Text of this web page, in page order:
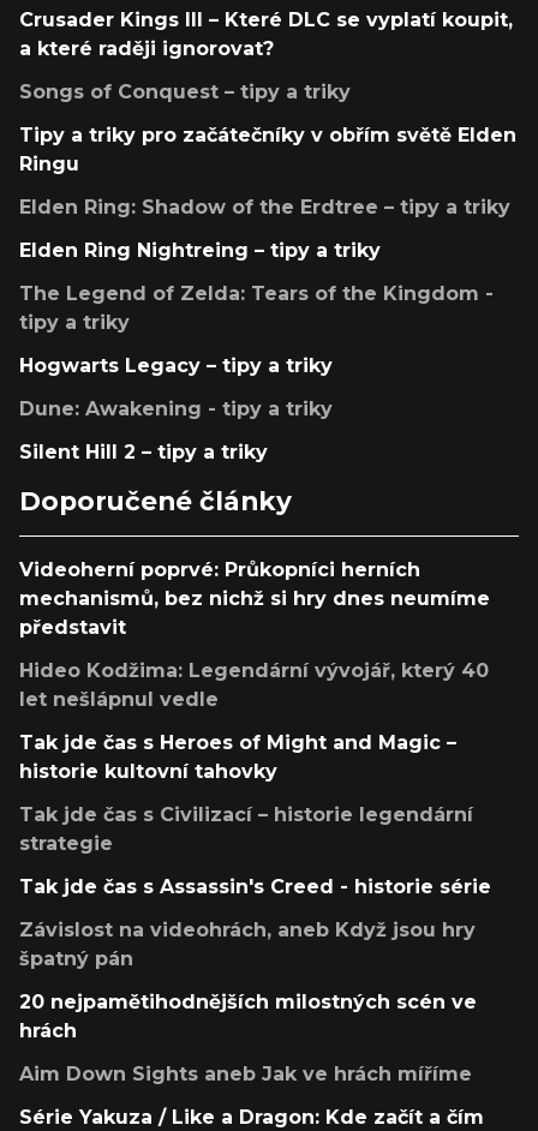
Crusader Kings III – Které DLC se vyplatí koupit,
a které raději ignorovat?
Songs of Conquest – tipy a triky
Tipy a triky pro začátečníky v obřím světě Elden
Ringu
Elden Ring: Shadow of the Erdtree – tipy a triky
Elden Ring Nightreing – tipy a triky
The Legend of Zelda: Tears of the Kingdom -
tipy a triky
Hogwarts Legacy – tipy a triky
Dune: Awakening - tipy a triky
Silent Hill 2 – tipy a triky
Doporučené články
Videoherní poprvé: Průkopníci herních
mechanismů, bez nichž si hry dnes neumíme
představit
Hideo Kodžima: Legendární vývojář, který 40
let nešlápnul vedle
Tak jde čas s Heroes of Might and Magic –
historie kultovní tahovky
Tak jde čas s Civilizací – historie legendární
strategie
Tak jde čas s Assassin's Creed - historie série
Závislost na videohrách, aneb Když jsou hry
špatný pán
20 nejpamětihodnějších milostných scén ve
hrách
Aim Down Sights aneb Jak ve hrách míříme
Série Yakuza / Like a Dragon: Kde začít a čím